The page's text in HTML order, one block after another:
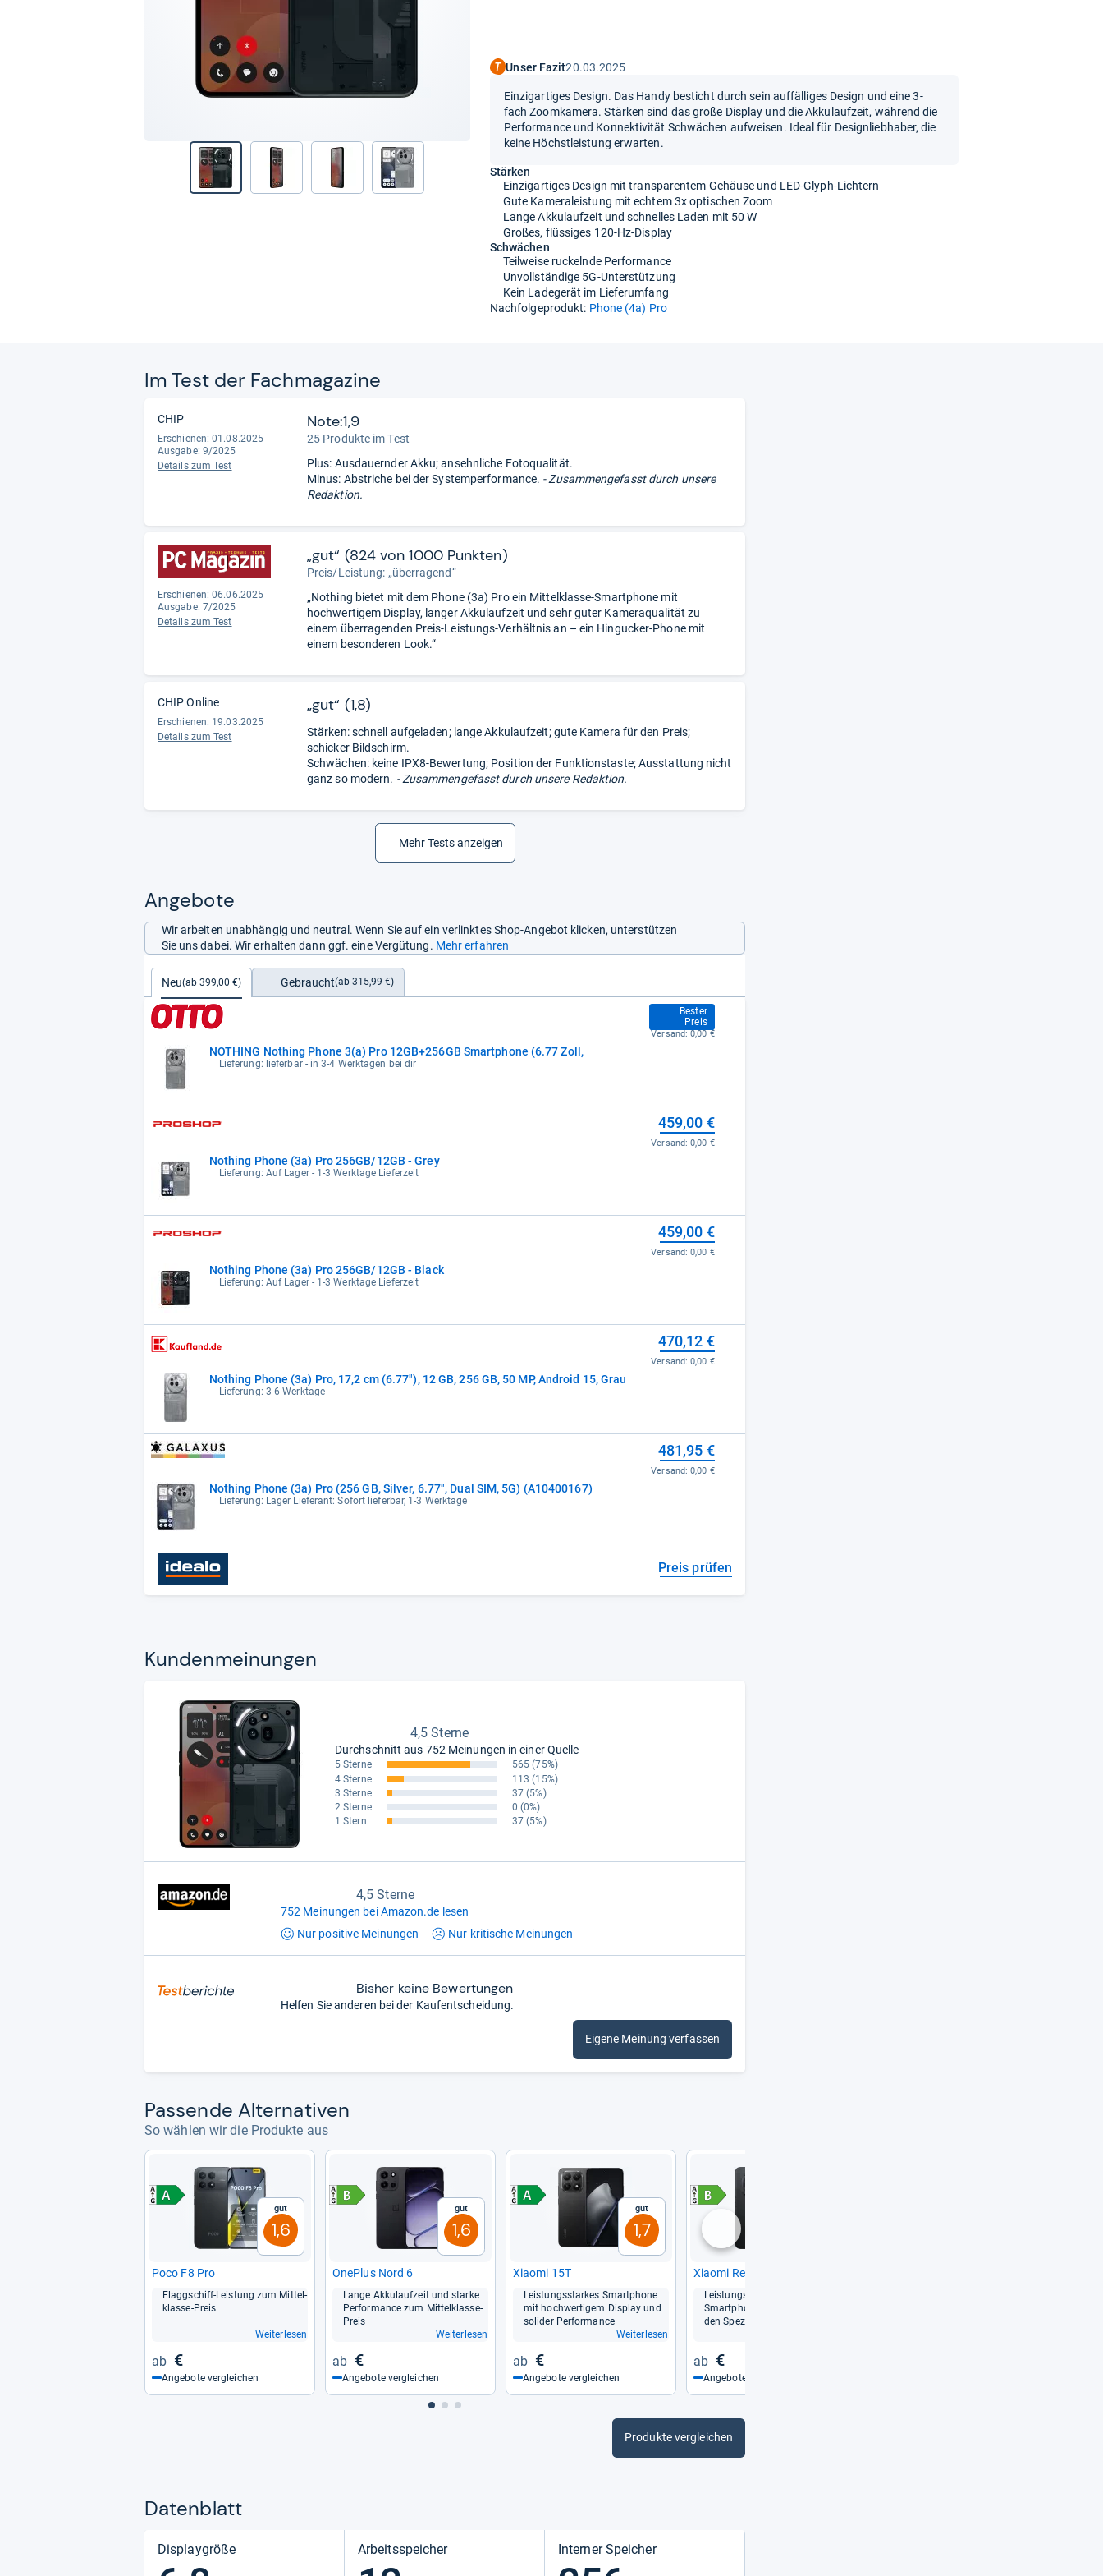
nächste
Unser Fazit20.03.2025
Einzigartiges Design. Das Handy besticht durch sein auffälliges Design und eine 3-
fach Zoomkamera. Stärken sind das große Display und die Akkulaufzeit, während die
Performance und Konnektivität Schwächen aufweisen. Ideal für Designliebhaber, die
keine Höchstleistung erwarten.
Stärken
Einzigartiges Design mit transparentem Gehäuse und LED-Glyph-Lichtern
Gute Kameraleistung mit echtem 3x optischen Zoom
Lange Akkulaufzeit und schnelles Laden mit 50 W
Großes, flüssiges 120-Hz-Display
Schwächen
Teilweise ruckelnde Performance
Unvollständige 5G-Unterstützung
Kein Ladegerät im Lieferumfang
Nachfolgeprodukt: Phone (4a) Pro
Im Test der Fach­ma­ga­zine
CHIP
Erschienen: 01.08.2025
Ausgabe: 9/2025
Details zum Test
Note:1,9
25 Produkte im Test
Plus: Ausdauernder Akku; ansehnliche Fotoqualität.
Minus: Abstriche bei der Systemperformance. - Zusammengefasst durch unsere
Redaktion.
Erschienen: 06.06.2025
Ausgabe: 7/2025
Details zum Test
„gut“ (824 von 1000 Punkten)
Preis/Leistung: „überragend“
„Nothing bietet mit dem Phone (3a) Pro ein Mittelklasse-Smartphone mit
hochwertigem Display, langer Akkulaufzeit und sehr guter Kameraqualität zu
einem überragenden Preis-Leistungs-Verhältnis an – ein Hingucker-Phone mit
einem besonderen Look.“
CHIP Online
Erschienen: 19.03.2025
Details zum Test
„gut“ (1,8)
Stärken: schnell aufgeladen; lange Akkulaufzeit; gute Kamera für den Preis;
schicker Bildschirm.
Schwächen: keine IPX8-Bewertung; Position der Funktionstaste; Ausstattung nicht
ganz so modern. - Zusammengefasst durch unsere Redaktion.
Mehr Tests anzeigen
Angebote
Wir arbeiten unabhängig und neutral. Wenn Sie auf ein verlinktes Shop-Angebot klicken, unterstützen
Sie uns dabei. Wir erhalten dann ggf. eine Vergütung. Mehr erfahren
Neu(ab 399,00 €) Gebraucht(ab 315,99 €)
NOTHING Nothing Phone 3(a) Pro 12GB+256GB Smartphone (6.77 Zoll,
Lieferung: lieferbar - in 3-4 Werktagen bei dir
Bester
Preis
399,00 €
Versand:0,00 €
Nothing Phone (3a) Pro 256GB/12GB - Grey
Lieferung: Auf Lager - 1-3 Werktage Lieferzeit
459,00 €
Versand:0,00 €
Nothing Phone (3a) Pro 256GB/12GB - Black
Lieferung: Auf Lager - 1-3 Werktage Lieferzeit
459,00 €
Versand:0,00 €
Nothing Phone (3a) Pro, 17,2 cm (6.77"), 12 GB, 256 GB, 50 MP, Android 15, Grau
Lieferung: 3-6 Werktage
470,12 €
Versand:0,00 €
Nothing Phone (3a) Pro (256 GB, Silver, 6.77", Dual SIM, 5G) (A10400167)
Lieferung: Lager Lieferant: Sofort lieferbar, 1-3 Werktage
481,95 €
Versand:0,00 €
Preis prüfen
Kun­den­mei­nun­gen
4,5 Sterne
Durchschnitt aus 752 Meinungen in einer Quelle
5 Sterne 565 (75%)
4 Sterne
113 (15%)
3 Sterne
37 (5%)
2 Sterne
0 (0%)
1 Stern
37 (5%)
4,5 Sterne
752 Meinungen bei Amazon.de lesen
Nur positive Meinungen Nur kritische Meinungen
Bisher keine Bewertungen
Helfen Sie anderen bei der Kaufentscheidung.
Eigene Meinung verfassen
Pas­sende Alter­na­ti­ven
So wählen wir die Produkte aus
Gut
1,6
Poco F8 Pro
Flagg­schiff-​Leis­tung zum Mit­tel­
klasse-​Preis
Weiterlesen
€
Angebote vergleichen
Gut
1,6
One­Plus Nord 6
Lange Akku­lauf­zeit und starke
Per­for­mance zum Mit­tel­klasse-​
Preis
Weiterlesen
€
Angebote vergleichen
Gut
1,7
Xiaomi 15T
Leis­tungs­star­kes Smart­phone
mit hoch­wer­ti­gem Dis­play und
soli­der Per­for­mance
Weiterlesen
€
Angebote vergleichen
Xiaomi Redmi Note 15 Pro+
Leis­tungs­star­kes Mit­tel­klasse-​
Smart­phone mit beein­dru­cken­
den Spe­zi­fi­ka­tio­nen
€
Angebote vergleichen
nächste
Produkte vergleichen
Datenblatt
Displaygröße Arbeitsspeicher Interner Speicher